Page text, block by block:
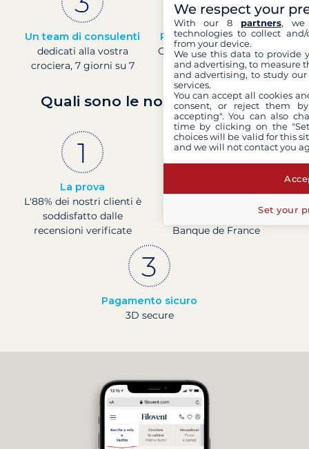
Un team di consulenti
dedicati alla vostra
crociera, 7 giorni su 7
Prezzi in tempo reale
Controllare i prezzi delle
barche in tempo reale
Quali sono le nostre garanzie?
La prova
L'88% dei nostri clienti è
soddisfatto dalle
recensioni verificate
rating di 4 presso la
Banque de France
Pagamento sicuro
3D secure
We respect your
With our 8 partners, we
technologies to collect
from your device.
We use this data to provide
and advertising, to measure
and advertising, to study
services.
You can accept all cookies
consent, or reject them
accepting". You can also
time by clicking on the
choices will be valid for this
and we will not contact you
Set your